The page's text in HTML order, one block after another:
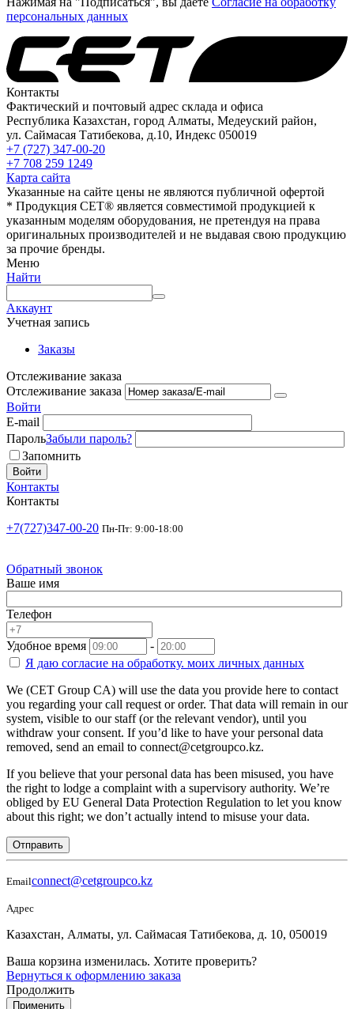
персональных данных
Контакты
Фактический и почтовый адрес склада и офиса
Республика Казахстан, город Алматы, Медеуский район,
ул. Саймасая Татибекова, д.10, Индекс 050019
+7 (727) 347-00-20
+7 708 259 1249
Карта сайта
Указанные на сайте цены не являются публичной офертой
* Продукция СЕТ® является совместимой продукцией к
указанным моделям оборудования, не претендуя на права
оригинальных производителей и не выдавая свою продукцию
за прочие бренды.
Меню
Найти
Аккаунт
Учетная запись
Заказы
Отслеживание заказа
Отслеживание заказа
Войти
E-mail
ПарольЗабыли пароль?
Запомнить
Войти
Контакты
Контакты
+7(727)347-00-20 Пн-Пт: 9:00-18:00
Обратный звонок
Ваше имя
Телефон
Удобное время
-
Я даю согласие на обработку. моих личных данных
We (CET Group CA) will use the data you provide here to contact
you regarding your call request or order. That data will remain in our
system, visible to our staff (or the relevant vendor), until you
withdraw your consent. If you’d like to have your personal data
removed, send an email to connect@cetgroupco.kz.
If you believe that your personal data has been misused, you have
the right to lodge a complaint with a supervisory authority. We’re
obliged by EU General Data Protection Regulation to let you know
about this right; we don’t actually intend to misuse your data.
Отправить
Emailconnect@cetgroupco.kz
Адрес
Казахстан, Алматы, ул. Саймасая Татибекова, д. 10, 050019
Ваша корзина изменилась. Хотите проверить?
Вернуться к оформлению заказа
Продолжить
Применить